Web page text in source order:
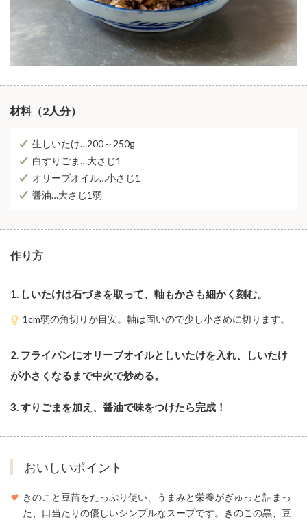
材料（2人分）
生しいたけ…200～250g
白すりごま…大さじ1
オリーブオイル…小さじ1
醤油…大さじ1弱
作り方
1. しいたけは石づきを取って、軸もかさも細かく刻む。
1cm弱の角切りが目安。軸は固いので少し小さめに切ります。
2. フライパンにオリーブオイルとしいたけを入れ、しいたけ
が小さくなるまで中火で炒める。
3. すりごまを加え、醤油で味をつけたら完成！
おいしいポイント
きのこと豆苗をたっぷり使い、うまみと栄養がぎゅっと詰まっ
た、口当たりの優しいシンプルなスープです。きのこの黒、豆